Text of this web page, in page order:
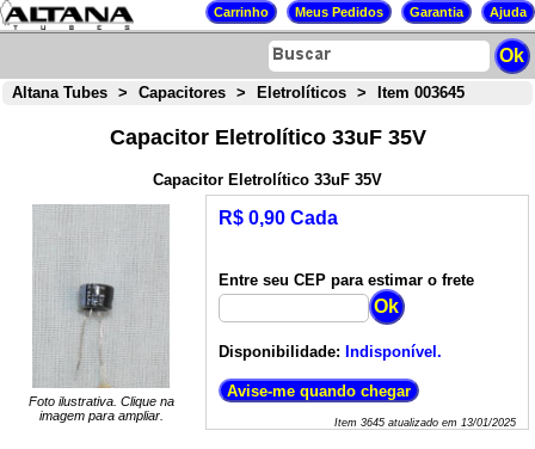
Altana Tubes > Capacitores > Eletrolíticos > Item 003645
Capacitor Eletrolítico 33uF 35V
Capacitor Eletrolítico 33uF 35V
Foto ilustrativa. Clique na
imagem para ampliar.
R$ 0,90 Cada
Entre seu CEP para estimar o frete
Disponibilidade: Indisponível.
Item 3645atualizado em 13/01/2025